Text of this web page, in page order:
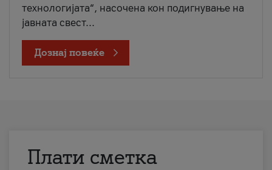
технологијата“, насочена кон подигнување на
јавната свест...
Дознај повеќе
Плати сметка